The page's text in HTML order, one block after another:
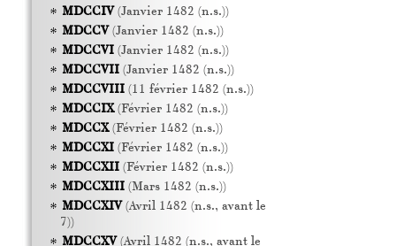
MDCCIV(Janvier 1482 (n.s.))
MDCCV(Janvier 1482 (n.s.))
MDCCVI(Janvier 1482 (n.s.))
MDCCVII(Janvier 1482 (n.s.))
MDCCVIII(11 février 1482 (n.s.))
MDCCIX(Février 1482 (n.s.))
MDCCX(Février 1482 (n.s.))
MDCCXI(Février 1482 (n.s.))
MDCCXII(Février 1482 (n.s.))
MDCCXIII(Mars 1482 (n.s.))
MDCCXIV(Avril 1482 (n.s., avant le
7))
MDCCXV(Avril 1482 (n.s., avant le